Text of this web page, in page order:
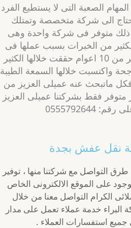
الصعبة التى لا يستطيع الفرد
تحتاج الى شركة متخصصة وتمتلك
ذلك متوفر فى شركة واحدة وهى
من الخبرات بسبب عملها فى
مجال نقل العفش منذ اكثر من 10 اعوام حققت خلالها الكثير
واكتسبت خلالها السمعة الطيبة
ماتبحث عنه عميلى العزيز من
فقط بشركتنا عميلى العزيز
0555792644
نقل عفش بجدة
التواصل مع شركتنا منها ، توفير
على الموقع الالكترونى الخاص
الكرام التواصل معنا من خلال
خدمة عملاء تعمل على مدار